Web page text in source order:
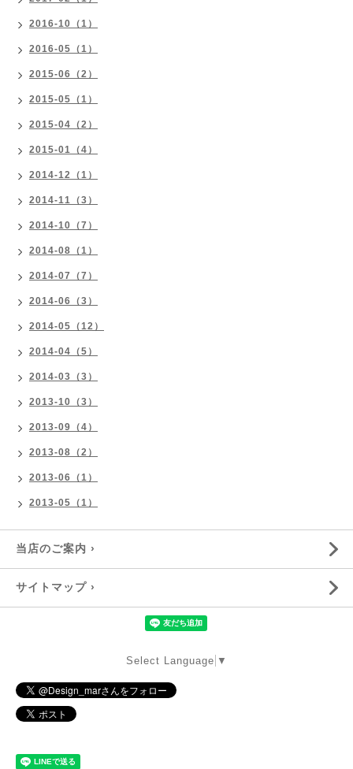
2016-10（1）
2016-05（1）
2015-06（2）
2015-05（1）
2015-04（2）
2015-01（4）
2014-12（1）
2014-11（3）
2014-10（7）
2014-08（1）
2014-07（7）
2014-06（3）
2014-05（12）
2014-04（5）
2014-03（3）
2013-10（3）
2013-09（4）
2013-08（2）
2013-06（1）
2013-05（1）
当店のご案内 ›
サイトマップ ›
Select Language ▼